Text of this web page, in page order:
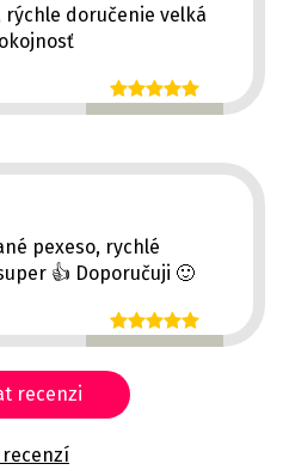
rýchle doručenie velká
pexeso, rychlé
dodání...prostě super 👍 Doporučuji 🙂
recenzi